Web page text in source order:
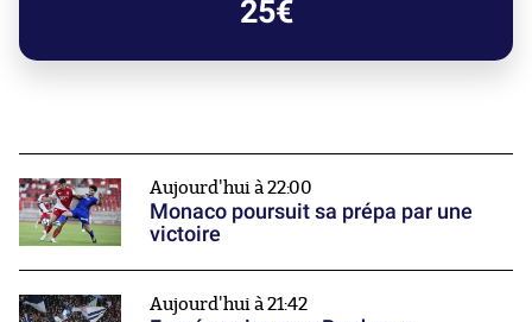
25€
Aujourd'hui à 22:00
Monaco poursuit sa prépa par une
victoire
Aujourd'hui à 21:42